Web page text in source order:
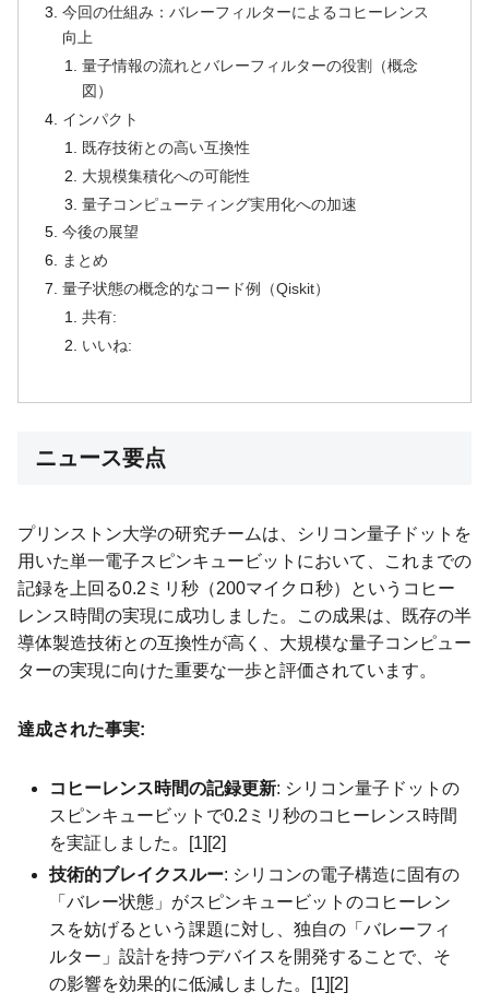
今回の仕組み：バレーフィルターによるコヒーレンス
向上
量子情報の流れとバレーフィルターの役割（概念
図）
インパクト
既存技術との高い互換性
大規模集積化への可能性
量子コンピューティング実用化への加速
今後の展望
まとめ
量子状態の概念的なコード例（Qiskit）
共有:
いいね:
ニュース要点
プリンストン大学の研究チームは、シリコン量子ドットを
用いた単一電子スピンキュービットにおいて、これまでの
記録を上回る0.2ミリ秒（200マイクロ秒）というコヒー
レンス時間の実現に成功しました。この成果は、既存の半
導体製造技術との互換性が高く、大規模な量子コンピュー
ターの実現に向けた重要な一歩と評価されています。
達成された事実:
コヒーレンス時間の記録更新: シリコン量子ドットの
スピンキュービットで0.2ミリ秒のコヒーレンス時間
を実証しました。[1][2]
技術的ブレイクスルー: シリコンの電子構造に固有の
「バレー状態」がスピンキュービットのコヒーレン
スを妨げるという課題に対し、独自の「バレーフィ
ルター」設計を持つデバイスを開発することで、そ
の影響を効果的に低減しました。[1][2]